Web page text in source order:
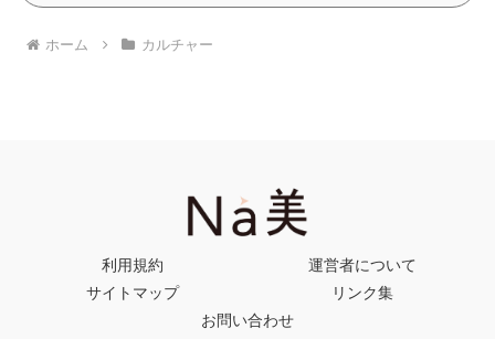
ホーム カルチャー
利用規約
運営者について
サイトマップ
リンク集
お問い合わせ